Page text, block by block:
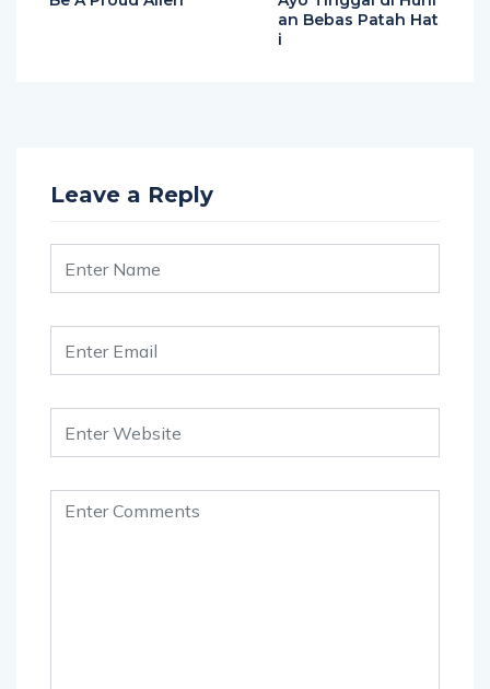
an Bebas Patah Hat
i
Leave a Reply